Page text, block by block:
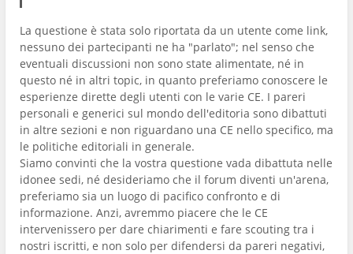
La questione è stata solo riportata da un utente come link,
nessuno dei partecipanti ne ha "parlato"; nel senso che
eventuali discussioni non sono state alimentate, né in
questo né in altri topic, in quanto preferiamo conoscere le
esperienze dirette degli utenti con le varie CE. I pareri
personali e generici sul mondo dell'editoria sono dibattuti
in altre sezioni e non riguardano una CE nello specifico, ma
le politiche editoriali in generale.
Siamo convinti che la vostra questione vada dibattuta nelle
idonee sedi, né desideriamo che il forum diventi un'arena,
preferiamo sia un luogo di pacifico confronto e di
informazione. Anzi, avremmo piacere che le CE
intervenissero per dare chiarimenti e fare scouting tra i
nostri iscritti, e non solo per difendersi da pareri negativi,